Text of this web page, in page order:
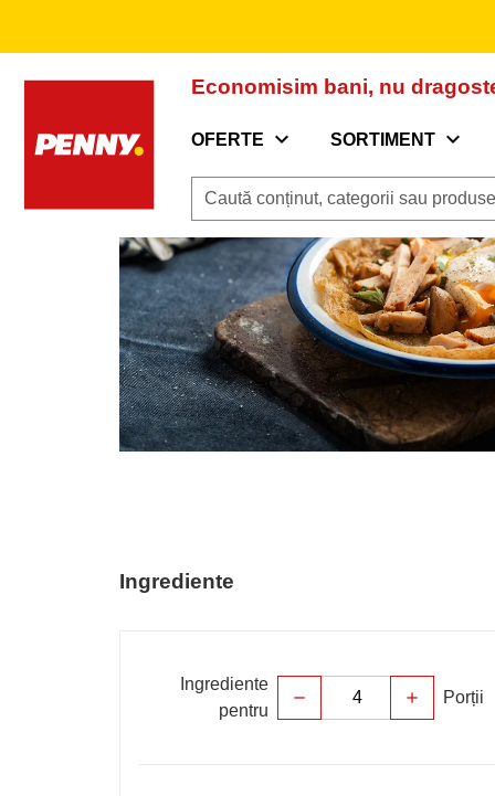
Economisim bani, nu
OFERTE expand_more SORTIMENT expand_more
Caută conținut, categorii sau produse
Ingrediente
Ingrediente
pentru
remove add Porții